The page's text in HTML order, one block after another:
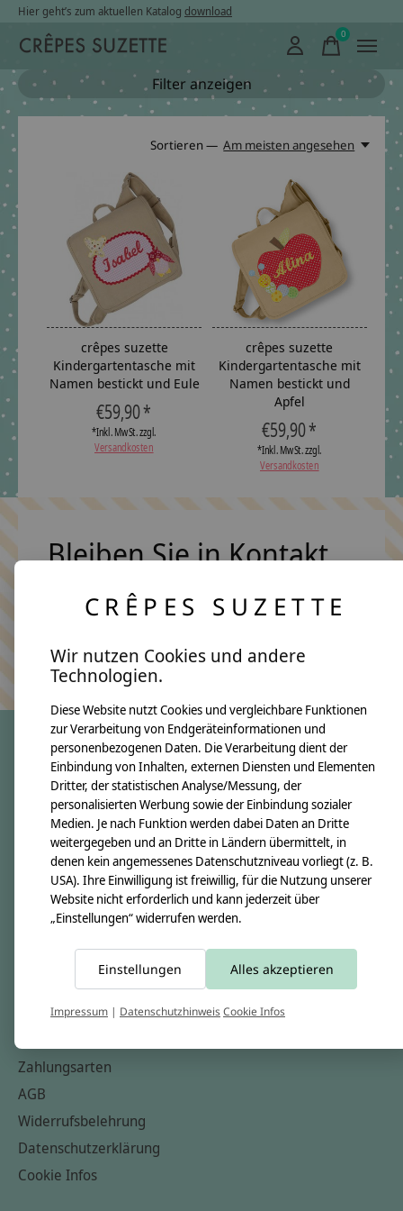
Hier geht’s zum aktuellen Katalog download
0items
Filter anzeigen
Sortieren — Am meisten angesehen
crêpes suzette
Kindergartentasche mit
Namen bestickt und Eule
€59,90 *
*Inkl. MwSt. zzgl.
Versandkosten
crêpes suzette
Kindergartentasche mit
Namen bestickt und
Apfel
€59,90 *
*Inkl. MwSt. zzgl.
Versandkosten
Bleiben Sie in Kontakt
Keine Sorge, wir übertreiben es nicht
crêpes suzette
Über uns
Unsere Creppies
Nähkästchen
Unsere Stoffe
Impressum
Informationen
Kontakt
Zahlungsarten
AGB
Widerrufsbelehrung
Datenschutzerklärung
Cookie Infos
CRÊPES SUZETTE
Wir nutzen Cookies und andere
Technologien.
Diese Website nutzt Cookies und vergleichbare Funktionen
zur Verarbeitung von Endgeräteinformationen und
personenbezogenen Daten. Die Verarbeitung dient der
Einbindung von Inhalten, externen Diensten und Elementen
Dritter, der statistischen Analyse/Messung, der
personalisierten Werbung sowie der Einbindung sozialer
Medien. Je nach Funktion werden dabei Daten an Dritte
weitergegeben und an Dritte in Ländern übermittelt, in
denen kein angemessenes Datenschutzniveau vorliegt (z. B.
USA). Ihre Einwilligung ist freiwillig, für die Nutzung unserer
Website nicht erforderlich und kann jederzeit über
„Einstellungen“ widerrufen werden.
Einstellungen Alles akzeptieren
Impressum | DatenschutzhinweisCookie Infos